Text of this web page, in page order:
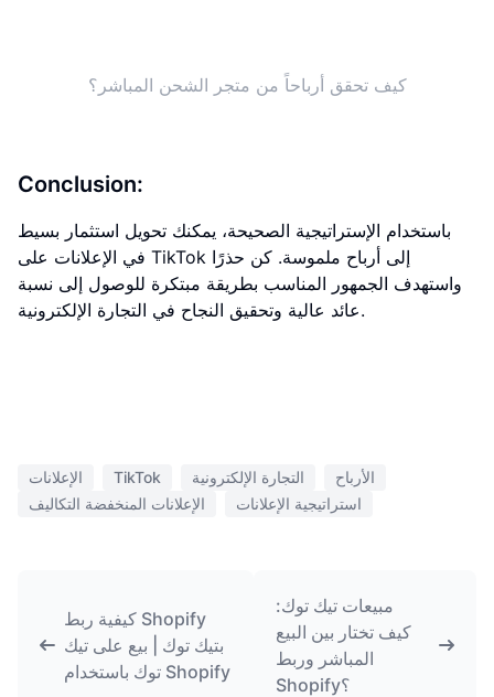
كيف تحقق أرباحاً من متجر الشحن المباشر؟
Conclusion:
باستخدام الإستراتيجية الصحيحة، يمكنك تحويل استثمار بسيط
في الإعلانات على TikTok إلى أرباح ملموسة. كن حذرًا
واستهدف الجمهور المناسب بطريقة مبتكرة للوصول إلى نسبة
عائد عالية وتحقيق النجاح في التجارة الإلكترونية.
الإعلانات TikTok التجارة الإلكترونية
الأرباح
الإعلانات المنخفضة التكاليف
استراتيجية الإعلانات
كيفية ربط Shopify
بتيك توك | بيع على تيك
توك باستخدام Shopify
مبيعات تيك توك:
كيف تختار بين البيع
المباشر وربط
Shopify؟